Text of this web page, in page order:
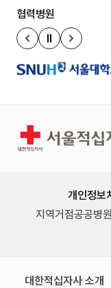
협력병원
이전 슬라이드
정지
다음 슬라
서울적십자병원
개인정보
지역거점공공병
대한적십자사 소개